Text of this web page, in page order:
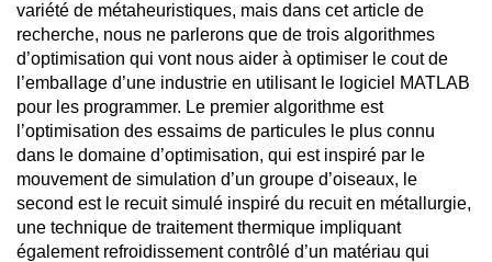
variété de métaheuristiques, mais dans cet article de
recherche, nous ne parlerons que de trois algorithmes
d’optimisation qui vont nous aider à optimiser le cout de
l’emballage d’une industrie en utilisant le logiciel MATLAB
pour les programmer. Le premier algorithme est
l’optimisation des essaims de particules le plus connu
dans le domaine d’optimisation, qui est inspiré par le
mouvement de simulation d’un groupe d’oiseaux, le
second est le recuit simulé inspiré du recuit en métallurgie,
une technique de traitement thermique impliquant
également refroidissement contrôlé d’un matériau qui